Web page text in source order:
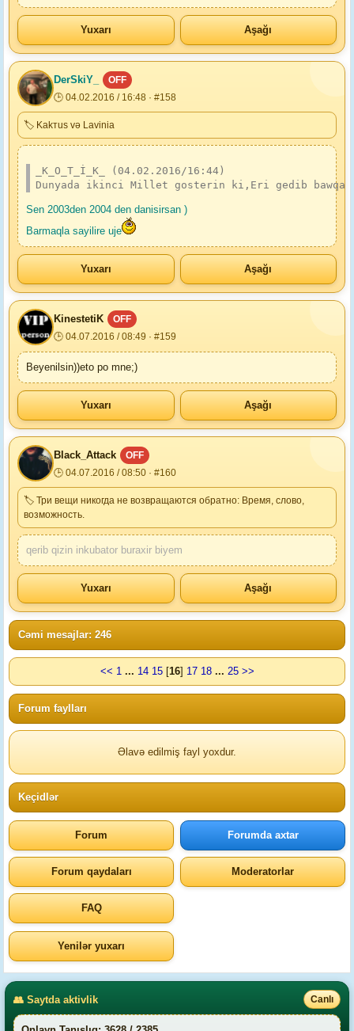
Yuxarı Aşağı
DerSkiY_
OFF
🕒 04.02.2016 / 16:48 · #158
🏷 Kakтus və Lavinia
_K_O_T_İ_K_ (04.02.2016/16:44)
Dunyada ikinci Millet gosterin ki,Eri gedib bawqa
Sen 2003den 2004 den danisirsan )
Barmaqla sayilire uje
Yuxarı Aşağı
KinestetiK
OFF
🕒 04.07.2016 / 08:49 · #159
Beyenilsin))eto po mne;)
Yuxarı Aşağı
Black_Attack
OFF
🕒 04.07.2016 / 08:50 · #160
🏷 Три вещи никогда не возвращаются обратно: Время, слово,
возможность.
qerib qizin inkubator buraxir biyem
Yuxarı Aşağı
Cəmi mesajlar: 246
<< 1 ... 14 15[16] 17 18 ... 25 >>
Forum faylları
Əlavə edilmiş fayl yoxdur.
Keçidlər
Forum Forumda axtar
Forum qaydaları Moderatorlar
FAQ
Yenilər yuxarı
👥 Saytda aktivlik Canlı